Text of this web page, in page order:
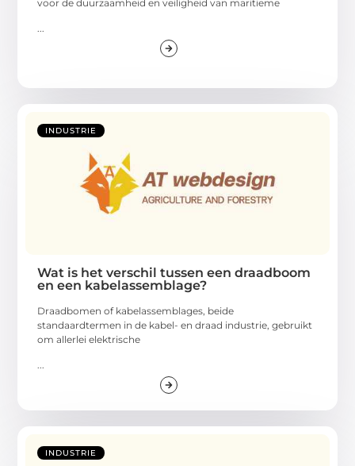
voor de duurzaamheid en veiligheid van maritieme
...
INDUSTRIE
Wat is het verschil tussen een draadboom
en een kabelassemblage?
Draadbomen of kabelassemblages, beide
standaardtermen in de kabel- en draad industrie, gebruikt
om allerlei elektrische
...
INDUSTRIE